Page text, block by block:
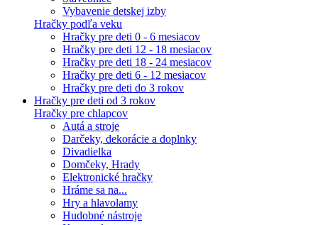
Vybavenie detskej izby
Hračky podľa veku
Hračky pre deti 0 - 6 mesiacov
Hračky pre deti 12 - 18 mesiacov
Hračky pre deti 18 - 24 mesiacov
Hračky pre deti 6 - 12 mesiacov
Hračky pre deti do 3 rokov
Hračky pre deti od 3 rokov
Hračky pre chlapcov
Autá a stroje
Darčeky, dekorácie a doplnky
Divadielka
Domčeky, Hrady
Elektronické hračky
Hráme sa na...
Hry a hlavolamy
Hudobné nástroje